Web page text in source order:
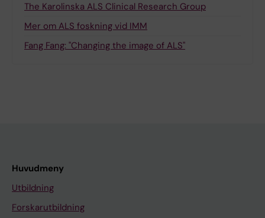
The Karolinska ALS Clinical Research Group
Mer om ALS foskning vid IMM
Fang Fang: "Changing the image of ALS"
Huvudmeny
Utbildning
Forskarutbildning